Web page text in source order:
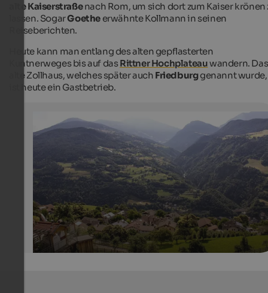
Blick von Barbian auf das Eisacktal und auf Gröden
Das malerische Dorf Barbian bietet einen traumhaften
Ausblick auf die Dolomiten und das Eisacktal.
Internet Consulting - Fabian Auer
alte Kaiserstraßenach Rom, um sich dort zum Kaiser krönen
lassen. SogarGoethe erwähnte Kollmann in seinen
Reiseberichten.
Heute kann man entlang des alten gepflasterten
Kuntnerweges bis auf dasRittner Hochplateauwandern. Das
alte Zollhaus, welches später auch Friedburggenannt wurde,
ist heute ein Gastbetrieb.